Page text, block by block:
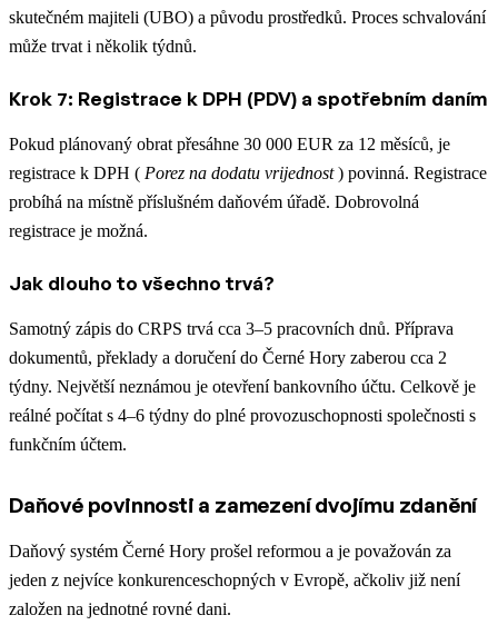
skutečném majiteli (UBO) a původu prostředků. Proces schvalování
může trvat i několik týdnů.
Krok 7: Registrace k DPH (PDV) a spotřebním daním
Pokud plánovaný obrat přesáhne 30 000 EUR za 12 měsíců, je
registrace k DPH ( Porez na dodatu vrijednost) povinná. Registrace
probíhá na místně příslušném daňovém úřadě. Dobrovolná
registrace je možná.
Jak dlouho to všechno trvá?
Samotný zápis do CRPS trvá cca 3–5 pracovních dnů. Příprava
dokumentů, překlady a doručení do Černé Hory zaberou cca 2
týdny. Největší neznámou je otevření bankovního účtu. Celkově je
reálné počítat s 4–6 týdny do plné provozuschopnosti společnosti s
funkčním účtem.
Daňové povinnosti a zamezení dvojímu zdanění
Daňový systém Černé Hory prošel reformou a je považován za
jeden z nejvíce konkurenceschopných v Evropě, ačkoliv již není
založen na jednotné rovné dani.